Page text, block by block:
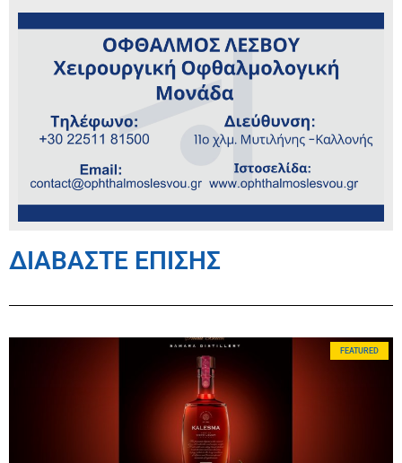
ΔΙΑΒΑΣΤΕ ΕΠΙΣΗΣ
FEATURED